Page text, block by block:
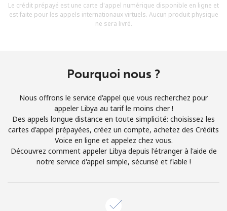
Bonjour!
Le crédit prépayé est une carte d'appel numérique disponible en ligne et
est faite pour les appels internationaux virtuels. Aucun produit physique
ne sera livré.
Pourquoi nous ?
Nous offrons le service d'appel que vous recherchez pour
appeler Libya au tarif le moins cher !
Des appels longue distance en toute simplicité: choisissez les
cartes d'appel prépayées, créez un compte, achetez des Crédits
Voice en ligne et appelez chez vous.
Découvrez comment appeler Libya depuis l'étranger à l'aide de
notre service d'appel simple, sécurisé et fiable !